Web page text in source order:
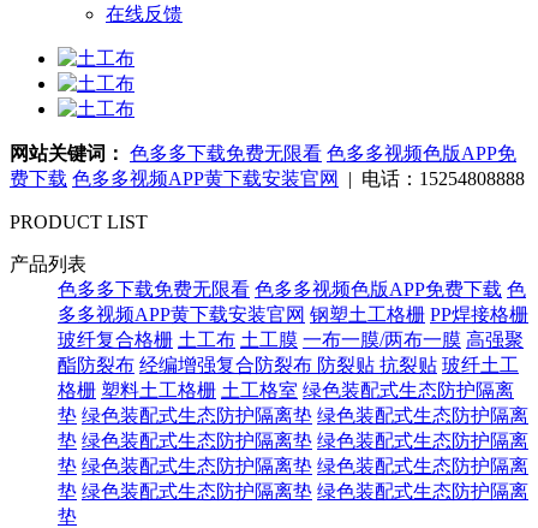
在线反馈
网站关键词： 色多多下载免费无限看 色多多视频色版APP免
费下载 色多多视频APP黄下载安装官网 | 电话：15254808888
PRODUCT LIST
产品列表
色多多下载免费无限看 色多多视频色版APP免费下载 色
多多视频APP黄下载安装官网 钢塑土工格栅 PP焊接格栅
玻纤复合格栅 土工布 土工膜 一布一膜/两布一膜 高强聚
酯防裂布 经编增强复合防裂布 防裂贴 抗裂贴 玻纤土工
格栅 塑料土工格栅 土工格室 绿色装配式生态防护隔离
垫 绿色装配式生态防护隔离垫 绿色装配式生态防护隔离
垫 绿色装配式生态防护隔离垫 绿色装配式生态防护隔离
垫 绿色装配式生态防护隔离垫 绿色装配式生态防护隔离
垫 绿色装配式生态防护隔离垫 绿色装配式生态防护隔离
垫